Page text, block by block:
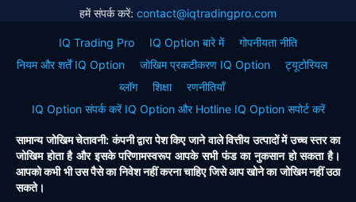
हमें संपर्क करें: contact@iqtradingpro.com
IQ Trading Pro IQ Option बारे में
गोपनीयता नीति
नियम और शर्तें IQ Option
जोखिम प्रकटीकरण IQ Option
ट्यूटोरियल
ब्लॉग
शिक्षा
रणनीतियाँ
IQ Option संपर्क करें IQ Option और Hotline IQ Option सपोर्ट करें
सामान्य जोखिम चेतावनी: कंपनी द्वारा पेश किए जाने वाले वित्तीय उत्पादों में उच्च स्तर का
जोखिम होता है और इसके परिणामस्वरूप आपके सभी फंड का नुकसान हो सकता है।
आपको कभी भी उस पैसे का निवेश नहीं करना चाहिए जिसे आप खोने का जोखिम नहीं उठा
सकते।